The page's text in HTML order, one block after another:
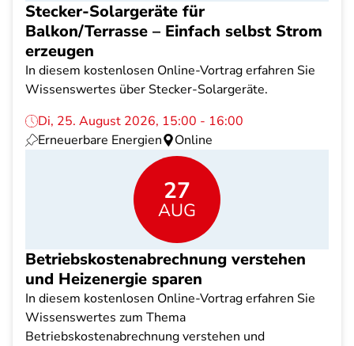
Stecker-Solargeräte für
Balkon/Terrasse – Einfach selbst Strom
erzeugen
In diesem kostenlosen Online-Vortrag erfahren Sie
Wissenswertes über Stecker-Solargeräte.
Di, 25. August 2026, 15:00 - 16:00
Erneuerbare Energien
Online
27
AUG
Betriebskostenabrechnung verstehen
und Heizenergie sparen
In diesem kostenlosen Online-Vortrag erfahren Sie
Wissenswertes zum Thema
Betriebskostenabrechnung verstehen und